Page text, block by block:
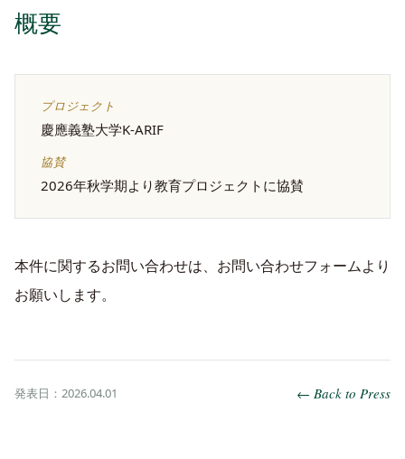
概要
プロジェクト
慶應義塾大学K-ARIF
協賛
2026年秋学期より教育プロジェクトに協賛
本件に関するお問い合わせは、お問い合わせフォームより
お願いします。
発表日：2026.04.01 ← Back to Press